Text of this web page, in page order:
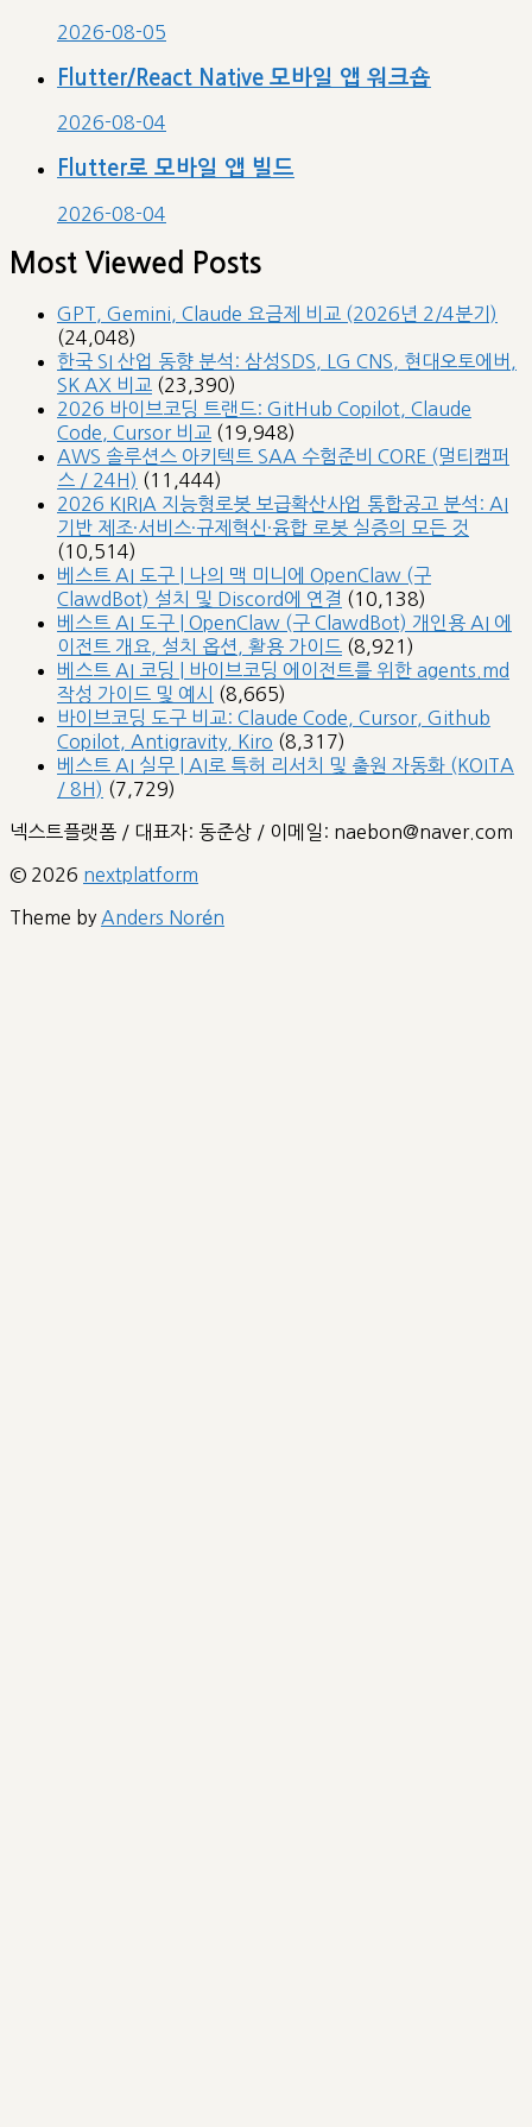
2026-08-05
Flutter/React Native 모바일 앱 워크숍
2026-08-04
Flutter로 모바일 앱 빌드
2026-08-04
Most Viewed Posts
GPT, Gemini, Claude 요금제 비교 (2026년 2/4분기)
(24,048)
한국 SI 산업 동향 분석: 삼성SDS, LG CNS, 현대오토에버,
SK AX 비교 (23,390)
2026 바이브코딩 트랜드: GitHub Copilot, Claude
Code, Cursor 비교 (19,948)
AWS 솔루션스 아키텍트 SAA 수험준비 CORE (멀티캠퍼
스 / 24H) (11,444)
2026 KIRIA 지능형로봇 보급확산사업 통합공고 분석: AI
기반 제조·서비스·규제혁신·융합 로봇 실증의 모든 것
(10,514)
베스트 AI 도구 | 나의 맥 미니에 OpenClaw (구
ClawdBot) 설치 및 Discord에 연결 (10,138)
베스트 AI 도구 | OpenClaw (구 ClawdBot) 개인용 AI 에
이전트 개요, 설치 옵션, 활용 가이드 (8,921)
베스트 AI 코딩 | 바이브코딩 에이전트를 위한 agents.md
작성 가이드 및 예시
(8,665)
바이브코딩 도구 비교: Claude Code, Cursor, Github
Copilot, Antigravity, Kiro (8,317)
베스트 AI 실무 | AI로 특허 리서치 및 출원 자동화 (KOITA
/ 8H) (7,729)
넥스트플랫폼 / 대표자: 동준상 / 이메일: naebon@naver.com
© 2026 nextplatform
Theme by Anders Norén